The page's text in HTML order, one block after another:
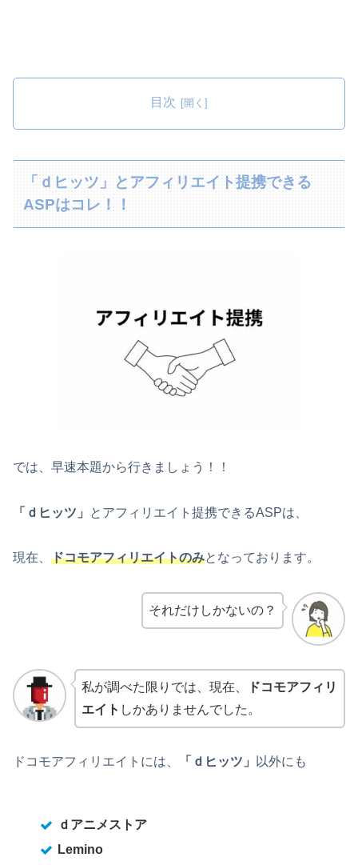
目次
「ｄヒッツ」とアフィリエイト提携できる
ASPはコレ！！
では、早速本題から行きましょう！！
「ｄヒッツ」 とアフィリエイト提携できるASPは、
現在、 ドコモアフィリエイトのみとなっております。
それだけしかないの？
私が調べた限りでは、現在、
ドコモアフィリ
エイト しかありませんでした。
ドコモアフィリエイトには、 「ｄヒッツ」 以外にも
ｄアニメストア
Lemino